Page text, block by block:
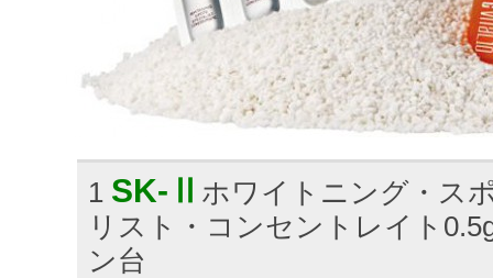
1 SK-Ⅱ ホワイトニング・ス
リスト・コンセントレイト
ン台